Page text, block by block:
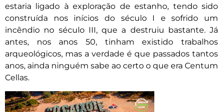
estaria ligado à exploração de estanho, tendo sido
construída nos inícios do século I e sofrido um
incêndio no século III, que a destruiu bastante. Já
antes, nos anos 50, tinham existido trabalhos
arqueológicos, mas a verdade é que passados tantos
anos, ainda ninguém sabe ao certo o que era Centum
Cellas.